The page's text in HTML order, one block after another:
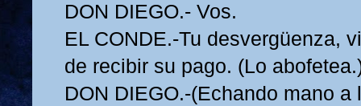
DON DIEGO.- Vos.
EL CONDE.-Tu desvergüenza,
de recibir su pago. (Lo
DON DIEGO.-(Echando mano a